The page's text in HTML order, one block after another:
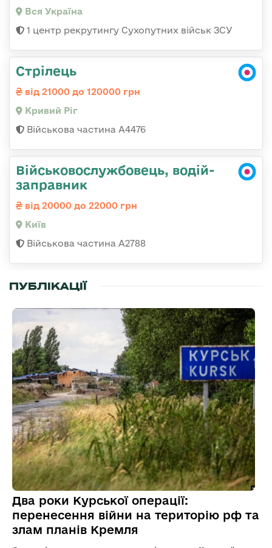
Вся Україна
1 центр рекрутингу Сухопутних військ ЗСУ
Стрілець
від 21000 до 120000 грн
Кривий Ріг
Військова частина А4476
Військовослужбовець, водій-
заправник
від 20000 до 22000 грн
Київ
Військова частина А2788
ПУБЛІКАЦІЇ
Два роки Курської операції:
перенесення війни на територію рф та
злам планів Кремля